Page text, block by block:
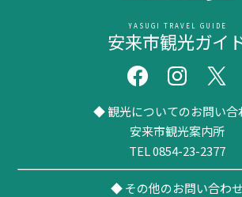
安来市観光ガイ
YASUGI TRAVEL GUIDE
◆ 観光についてのお問い合
安来市観光案内所
TEL 0854-23-2377
◆ その他のお問い合わせ